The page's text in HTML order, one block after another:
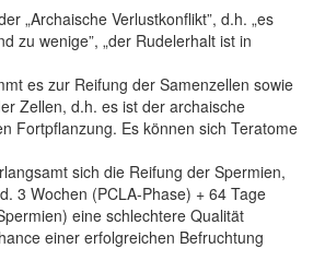
„Archaische Verlustkonflikt”, d.h. „es
zu wenige”, „der Rudelerhalt ist in
es zur Reifung der Samenzellen sowie
Zellen, d.h. es ist der archaische
Fortpflanzung. Es können sich Teratome
sich die Reifung der Spermien,
3 Wochen (PCLA-Phase) + 64 Tage
eine schlechtere Qualität
einer erfolgreichen Befruchtung